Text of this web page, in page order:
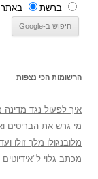
ברשת באתר
הרשומות הכי נצפות
איך לפעול נגד
מי גרש את הבריטים
מלובנגולו מלך זולו
מכתב גלוי ל"אידיוטים